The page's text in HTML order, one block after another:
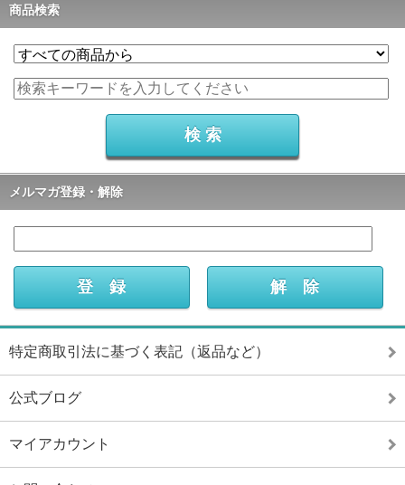
商品検索
メルマガ登録・解除
特定商取引法に基づく表記（返品など）
公式ブログ
マイアカウント